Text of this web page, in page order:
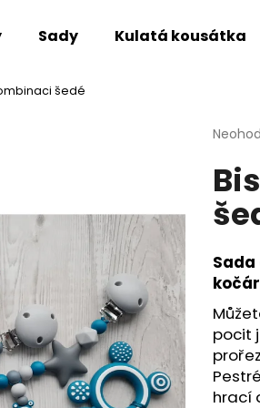
Sady Kulatá kousátka
šedé
produktu
je
0,0
z
pocit
hrací
Co potřebujete najít?
Doporučujeme